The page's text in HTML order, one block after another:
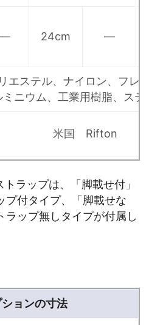
― 24cm ―
エステル、ナイロン、フレ
ミニウム、工業用樹脂、ステ
米国 Rifton
ラップは、「脚載せ付」
プ付タイプ、「脚載せな
ラップ無しタイプが付属し
ョンの寸法